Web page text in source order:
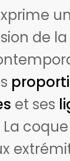
de la
et ses
La